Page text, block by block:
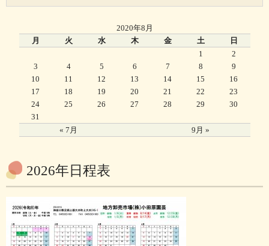
2020年8月
月
火 水 木 金 土 日
« 7月 9月 »
1
2
3
4 5 6 7 8
9
10
11 12 13 14 15
16
17
18 19 20 21 22
23
24
25 26 27 28 29
30
31
2026年日程表